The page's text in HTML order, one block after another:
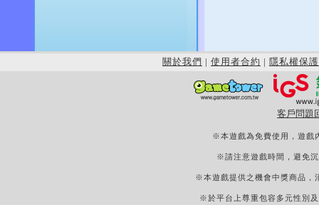
關於我們 | 使用者合約 | 隱私權保護
客戶問題
※本遊戲為免費使用，遊戲
※請注意遊戲時間，避免
※本遊戲提供之機會中獎商品，
※於平台上尊重包容多元性別